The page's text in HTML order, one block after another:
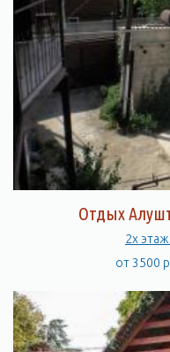
Отдых
2х
от 3500